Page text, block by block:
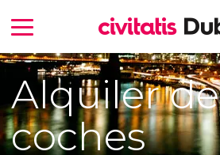
Alquiler de
coches